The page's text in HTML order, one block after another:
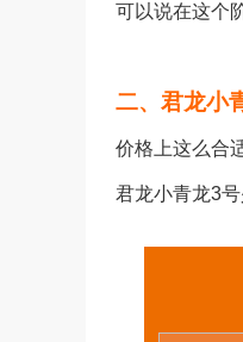
可以说在这个
二、君龙小
价格上这么合
君龙小青龙3